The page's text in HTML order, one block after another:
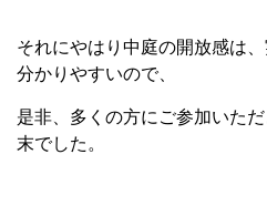
それにやはり中庭の開放感は
分かりやすいので、
是非、多くの方にご参加いた
末でした。